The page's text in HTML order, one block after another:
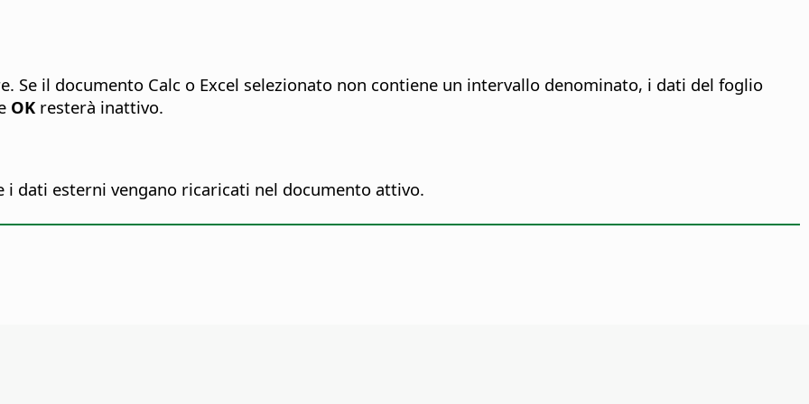
Se il documento Calc o Excel selezionato non contiene un intervallo denominato, i dati del foglio
OK resterà inattivo.
dati esterni vengano ricaricati nel documento attivo.